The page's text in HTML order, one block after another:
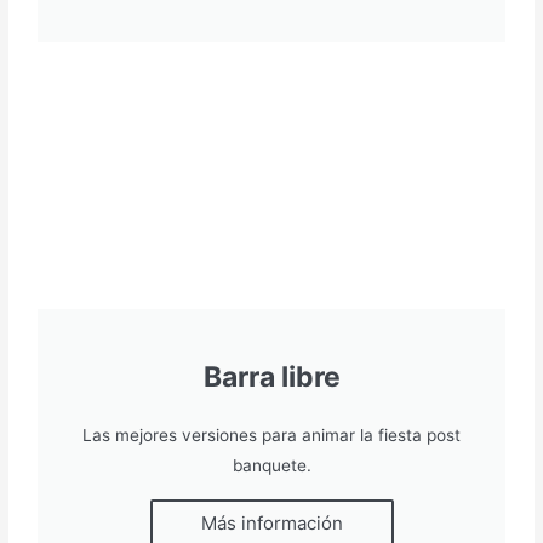
Barra libre
Las mejores versiones para animar la fiesta post
banquete.
Más información